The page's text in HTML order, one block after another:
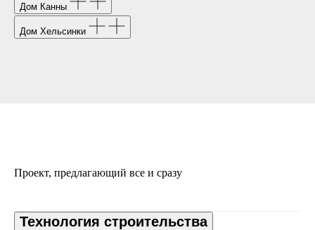
Дом Канны
Дом Хельсинки
Проект, предлагающий все и сразу
Технология строительства